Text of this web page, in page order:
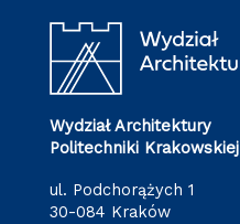
Wydział Architektury
Politechniki Krakowskiej
ul. Podchorążych 1
30-084 Kraków